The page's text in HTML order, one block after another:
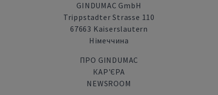
GINDUMAC GmbH
Trippstadter Strasse 110
67663 Kaiserslautern
Німеччина
ПРО GINDUMAC
КАР'ЄРА
NEWSROOM